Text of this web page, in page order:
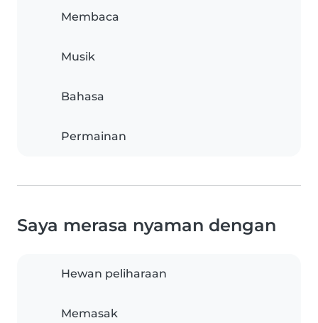
Membaca
Musik
Bahasa
Permainan
Saya merasa nyaman dengan
Hewan peliharaan
Memasak